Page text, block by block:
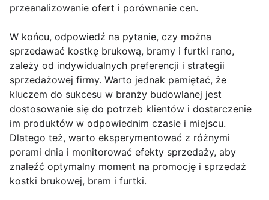
przeanalizowanie ofert i porównanie cen.
W końcu, odpowiedź na pytanie, czy można
sprzedawać kostkę brukową, bramy i furtki rano,
zależy od indywidualnych preferencji i strategii
sprzedażowej firmy. Warto jednak pamiętać, że
kluczem do sukcesu w branży budowlanej jest
dostosowanie się do potrzeb klientów i dostarczenie
im produktów w odpowiednim czasie i miejscu.
Dlatego też, warto eksperymentować z różnymi
porami dnia i monitorować efekty sprzedaży, aby
znaleźć optymalny moment na promocję i sprzedaż
kostki brukowej, bram i furtki.